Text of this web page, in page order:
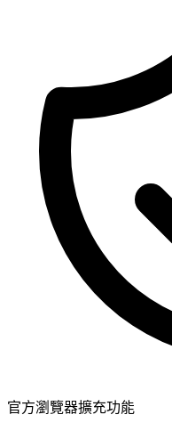
官方瀏覽器擴充功能